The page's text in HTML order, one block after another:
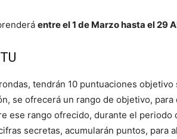
entre el 1 de Marzo hasta el 29
tendrán 10 puntuaciones
se ofrecerá un rango de objetivo,
ese rango ofrecido, durante el
secretas, acumularán puntos, para